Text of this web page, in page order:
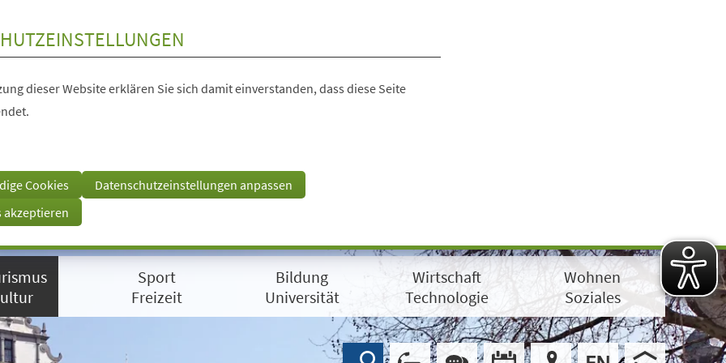
dieser Website erklären Sie sich damit einverstanden, dass diese Seite
Cookies
Datenschutzeinstellungen anpassen
akzeptieren
Sport
Freizeit
Bildung
Universität
Wirtschaft
Technologie
Wohnen
Soziales